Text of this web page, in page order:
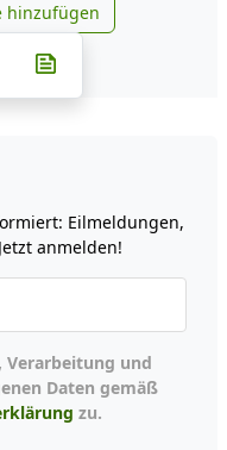
zu Google
hinzufügen
auf Whatsapp
Teilen auf Telegram
teilen
Post auf X
Eilmeldungen,
anmelden!
Daten gemäß
zu.